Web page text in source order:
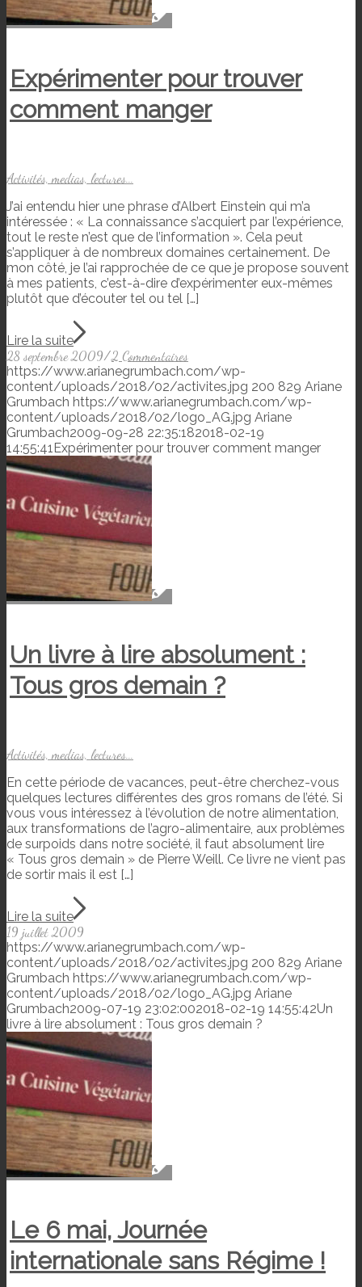
Expérimenter pour trouver
comment manger
Activités, medias, lectures...
J’ai entendu hier une phrase d’Albert Einstein qui m’a
intéressée : « La connaissance s’acquiert par l’expérience,
tout le reste n’est que de l’information ». Cela peut
s’appliquer à de nombreux domaines certainement. De
mon côté, je l’ai rapprochée de ce que je propose souvent
à mes patients, c’est-à-dire d’expérimenter eux-mêmes
plutôt que d’écouter tel ou tel […]
Lire la suite
28 septembre 2009/2 Commentaires
https://www.arianegrumbach.com/wp-
content/uploads/2018/02/activites.jpg 200 829 Ariane
Grumbach https://www.arianegrumbach.com/wp-
content/uploads/2018/02/logo_AG.jpg Ariane
Grumbach2009-09-28 22:35:182018-02-19
14:55:41Expérimenter pour trouver comment manger
Un livre à lire absolument :
Tous gros demain ?
Activités, medias, lectures...
En cette période de vacances, peut-être cherchez-vous
quelques lectures différentes des gros romans de l’été. Si
vous vous intéressez à l’évolution de notre alimentation,
aux transformations de l’agro-alimentaire, aux problèmes
de surpoids dans notre société, il faut absolument lire
« Tous gros demain » de Pierre Weill. Ce livre ne vient pas
de sortir mais il est […]
Lire la suite
19 juillet 2009
https://www.arianegrumbach.com/wp-
content/uploads/2018/02/activites.jpg 200 829 Ariane
Grumbach https://www.arianegrumbach.com/wp-
content/uploads/2018/02/logo_AG.jpg Ariane
Grumbach2009-07-19 23:02:002018-02-19 14:55:42Un
livre à lire absolument : Tous gros demain ?
Le 6 mai, Journée
internationale sans Régime !